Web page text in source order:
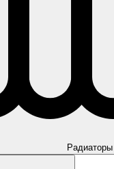
Радиаторы